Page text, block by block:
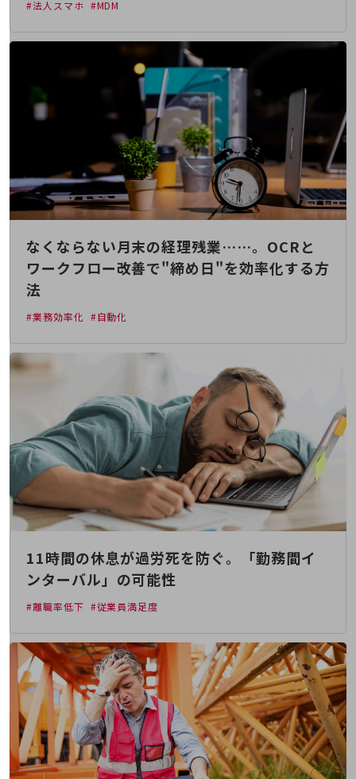
旬な話題やお役立ち資料などDXの課題を
新着記事
お役立ち資料ダウンロード
トレンド記事特集
IT用語集
中堅中小企業向け
サービス・ソリューション
課題やニーズに合ったサービスをご紹介し、
中堅中小企業のビジネスをサポート！
お悩みから見つける
お悩みから見つけるTOP
ネットワーク
モバイル・音声
バックオフィス
リモート・ハイブリッドワーク
セキュリティ
その他のお悩みはこちら
業界から見つけるTOP
製造業
小売・卸売業
運輸業
建設業
その他の業界はこちら
ビジネスお悩み診断
オンラインショップ
モバイル・ICTサービスをオンラインで
相談・申し込みができるバーチャルショップ
法人向けモバイルトップ
はじめての方へ
サービス・商品を探す
新規会員登録/ログインはこちら
100回線以上のお問い合わせ・お見積りはこちら
#法人スマホ #MDM
なくならない月末の経理残業……。OCRと
ワークフロー改善で"締め日"を効率化する方
法
#業務効率化 #自動化
11時間の休息が過労死を防ぐ。「勤務間イ
ンターバル」の可能性
#離職率低下 #従業員満足度